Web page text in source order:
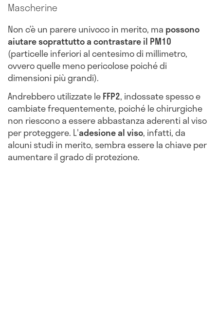
Mascherine
Non c’è un parere univoco in merito, ma possono
aiutare soprattutto a contrastare il PM10
(particelle inferiori al centesimo di millimetro,
ovvero quelle meno pericolose poiché di
dimensioni più grandi).
Andrebbero utilizzate leFFP2, indossate spesso e
cambiate frequentemente, poiché le chirurgiche
non riescono a essere abbastanza aderenti al viso
per proteggere. L'adesione al viso, infatti, da
alcuni studi in merito, sembra essere la chiave per
aumentare il grado di protezione.